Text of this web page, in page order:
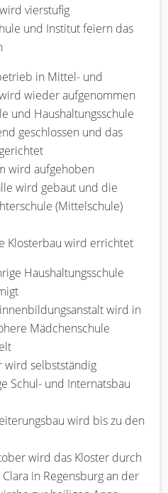
vierstufig
und Institut feiern das
in Mittel- und
wieder aufgenommen
und Haushaltungsschule
geschlossen und das
wird aufgehoben
wird gebaut und die
(Mittelschule)
Klosterbau wird errichtet
Haushaltungsschule
wird in
Mädchenschule
wird selbstständig
Schul- und Internatsbau
wird bis zu den
wird das Kloster durch
in Regensburg an der